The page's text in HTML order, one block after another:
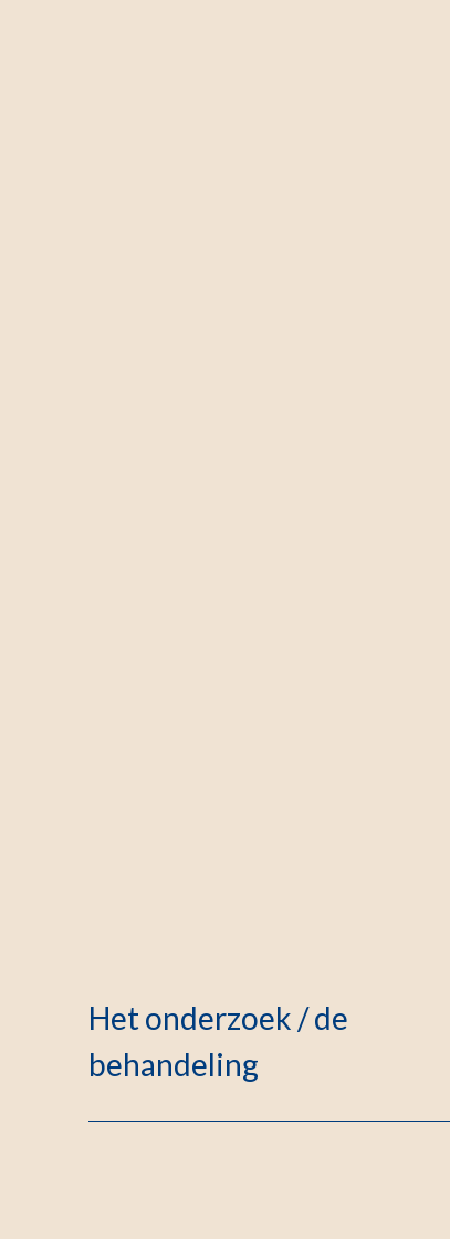
Het onderzoek / de
behandeling